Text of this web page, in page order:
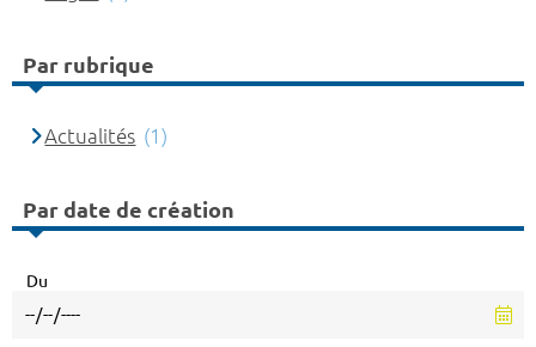
Par rubrique
Actualités (1)
Par date de création
Du